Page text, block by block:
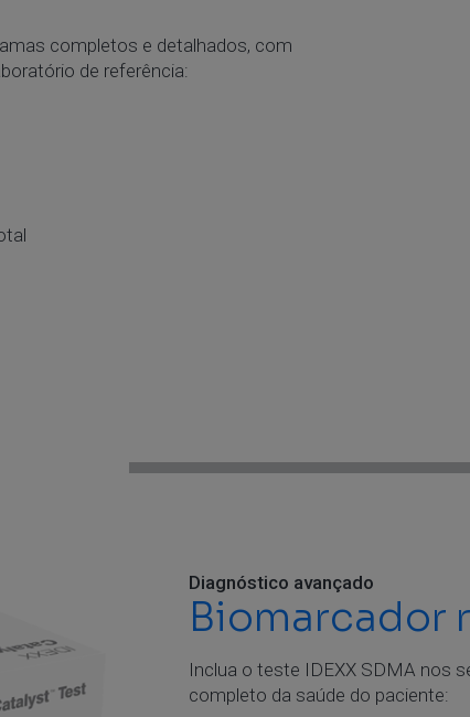
completos e detalhados, com
de referência:
Diagnóstico avançado
Biomarcador
Inclua o teste IDEXX SDMA nos
completo da saúde do paciente: